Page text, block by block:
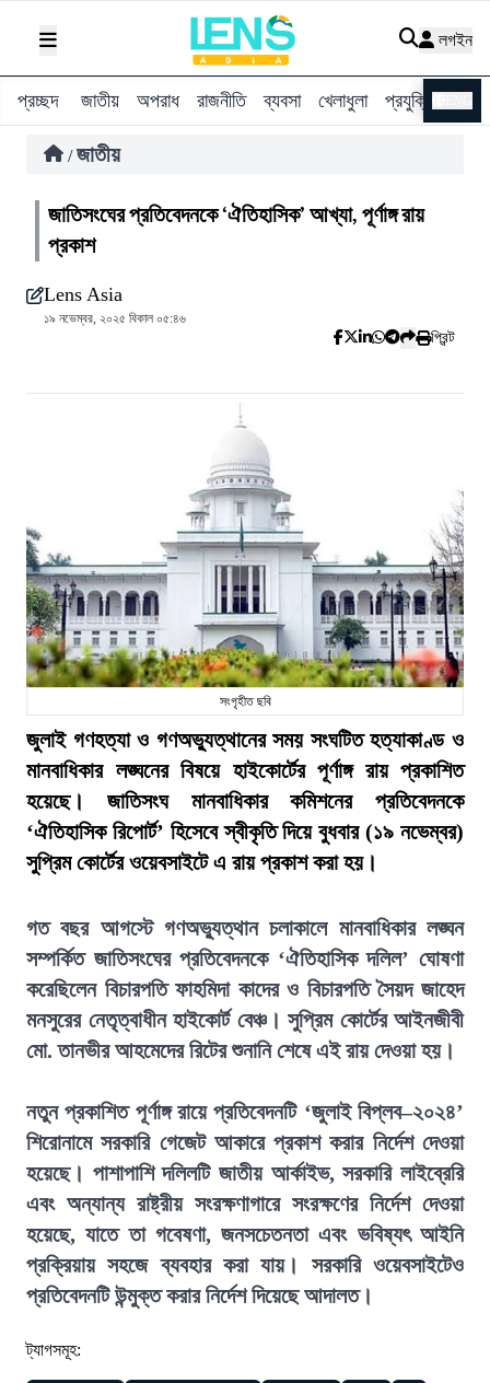
লগইন
প্রচ্ছদ জাতীয় অপরাধ রাজনীতি ব্যবসা খেলাধুলা প্রযুক্তি
/ জাতীয়
জাতিসংঘের প্রতিবেদনকে ‘ঐতিহাসিক’ আখ্যা, পূর্ণাঙ্গ রায়
প্রকাশ
Lens Asia
১৯ নভেম্বর, ২০২৫ বিকাল ০৫:৪৬
প্রিন্ট
সংগৃহীত ছবি
জুলাই গণহত্যা ও গণঅভ্যুত্থানের সময় সংঘটিত হত্যাকাণ্ড ও
মানবাধিকার লঙ্ঘনের বিষয়ে হাইকোর্টের পূর্ণাঙ্গ রায় প্রকাশিত
হয়েছে। জাতিসংঘ মানবাধিকার কমিশনের প্রতিবেদনকে
‘ঐতিহাসিক রিপোর্ট’ হিসেবে স্বীকৃতি দিয়ে বুধবার (১৯ নভেম্বর)
সুপ্রিম কোর্টের ওয়েবসাইটে এ রায় প্রকাশ করা হয়।
গত বছর আগস্টে গণঅভ্যুত্থান চলাকালে মানবাধিকার লঙ্ঘন
সম্পর্কিত জাতিসংঘের প্রতিবেদনকে ‘ঐতিহাসিক দলিল’ ঘোষণা
করেছিলেন বিচারপতি ফাহমিদা কাদের ও বিচারপতি সৈয়দ জাহেদ
মনসুরের নেতৃত্বাধীন হাইকোর্ট বেঞ্চ। সুপ্রিম কোর্টের আইনজীবী
মো. তানভীর আহমেদের রিটের শুনানি শেষে এই রায় দেওয়া হয়।
নতুন প্রকাশিত পূর্ণাঙ্গ রায়ে প্রতিবেদনটি ‘জুলাই বিপ্লব–২০২৪’
শিরোনামে সরকারি গেজেট আকারে প্রকাশ করার নির্দেশ দেওয়া
হয়েছে। পাশাপাশি দলিলটি জাতীয় আর্কাইভ, সরকারি লাইব্রেরি
এবং অন্যান্য রাষ্ট্রীয় সংরক্ষণাগারে সংরক্ষণের নির্দেশ দেওয়া
হয়েছে, যাতে তা গবেষণা, জনসচেতনতা এবং ভবিষ্যৎ আইনি
প্রক্রিয়ায় সহজে ব্যবহার করা যায়। সরকারি ওয়েবসাইটেও
প্রতিবেদনটি উন্মুক্ত করার নির্দেশ দিয়েছে আদালত।
ট্যাগসমূহ: